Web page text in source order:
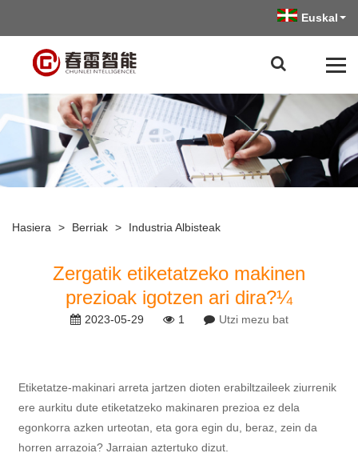
Euskal
Hasiera > Berriak > Industria Albisteak
Zergatik etiketatzeko makinen
prezioak igotzen ari dira?¼
2023-05-29 1 Utzi mezu bat
Etiketatze-makinari arreta jartzen dioten erabiltzaileek ziurrenik
ere aurkitu dute etiketatzeko makinaren prezioa ez dela
egonkorra azken urteotan, eta gora egin du, beraz, zein da
horren arrazoia? Jarraian aztertuko dizut.